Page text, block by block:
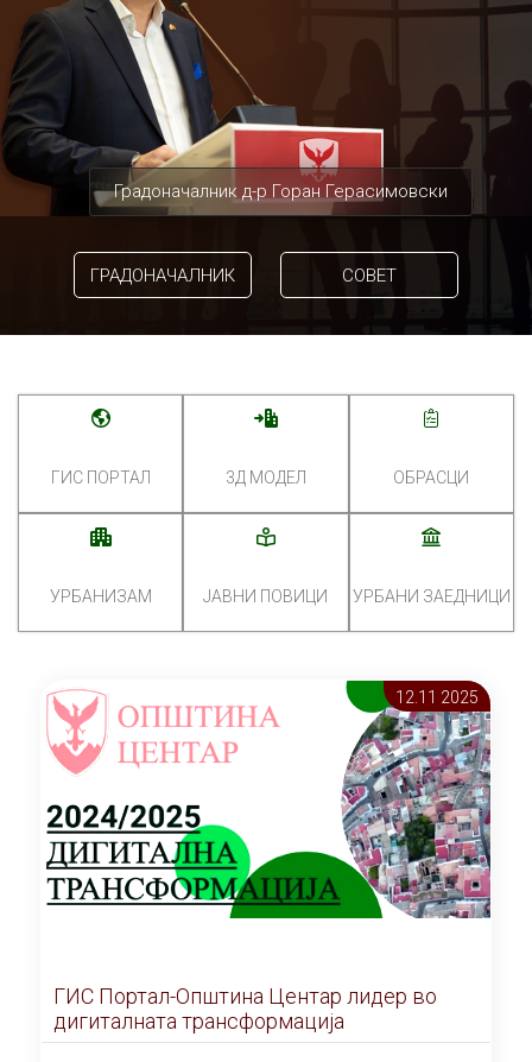
Градоначалник д-р Горан Герасимовски
ГРАДОНАЧАЛНИК СОВЕТ
ГИС ПОРТАЛ 3Д МОДЕЛ ОБРАСЦИ
УРБАНИЗАМ ЈАВНИ ПОВИЦИ УРБАНИ ЗАЕДНИЦИ
12.11 2025
ГИС Портал-Општина Центар лидер во
дигиталната трансформација